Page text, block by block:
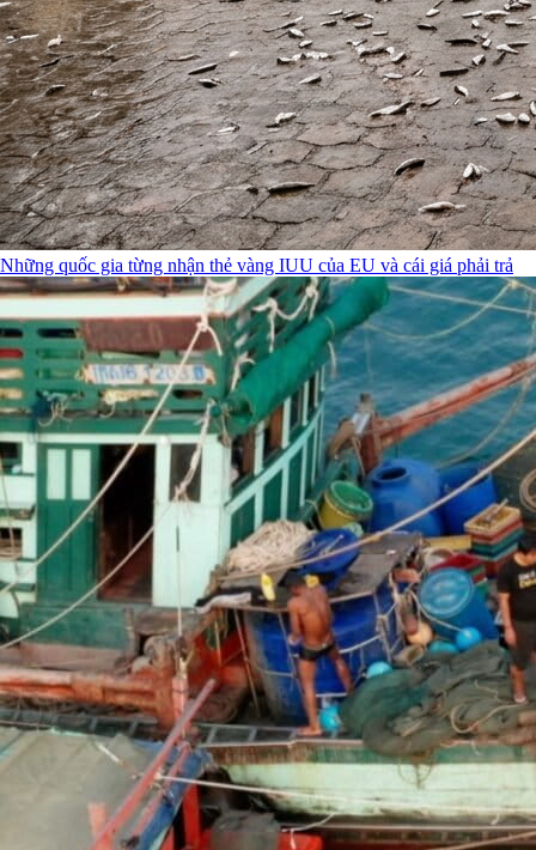
Những quốc gia từng nhận thẻ vàng IUU của EU và cái giá phải trả